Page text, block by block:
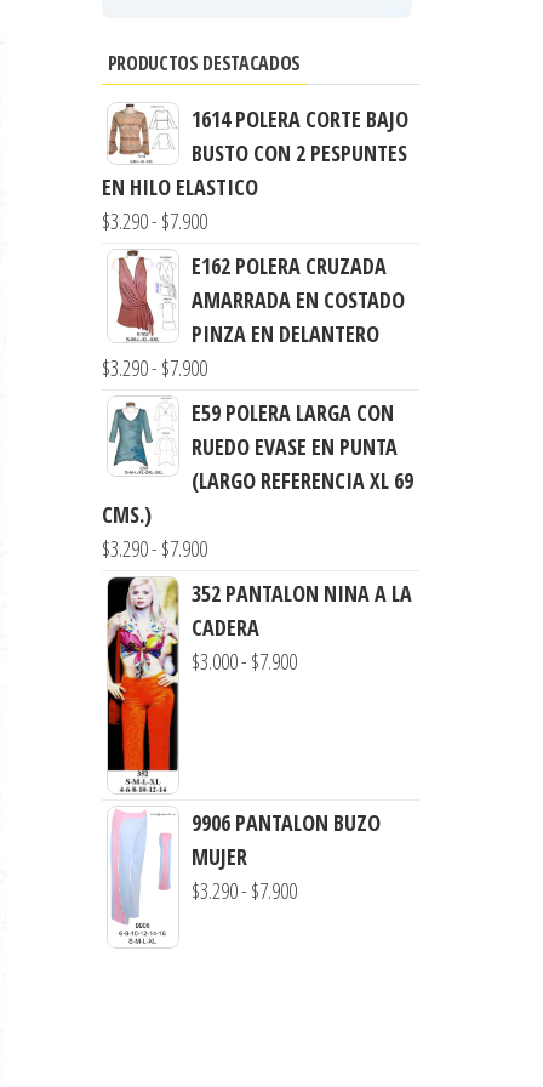
PRODUCTOS DESTACADOS
1614 POLERA CORTE BAJO
BUSTO CON 2 PESPUNTES
EN HILO ELASTICO
$3.290- $7.900Rango
de
precios:
desde
$3.290
$7.900
E162 POLERA CRUZADA
AMARRADA EN COSTADO
PINZA EN DELANTERO
$3.290- $7.900Rango
de
precios:
desde
hasta
E59 POLERA LARGA CON
RUEDO EVASE EN PUNTA
(LARGO REFERENCIA XL 69
CMS.)
$3.290- $7.900Rango
de
precios:
desde
352 PANTALON NINA A LA
CADERA
$3.000- $7.900Rango
hasta
9906 PANTALON BUZO
MUJER
$3.290- $7.900Rango